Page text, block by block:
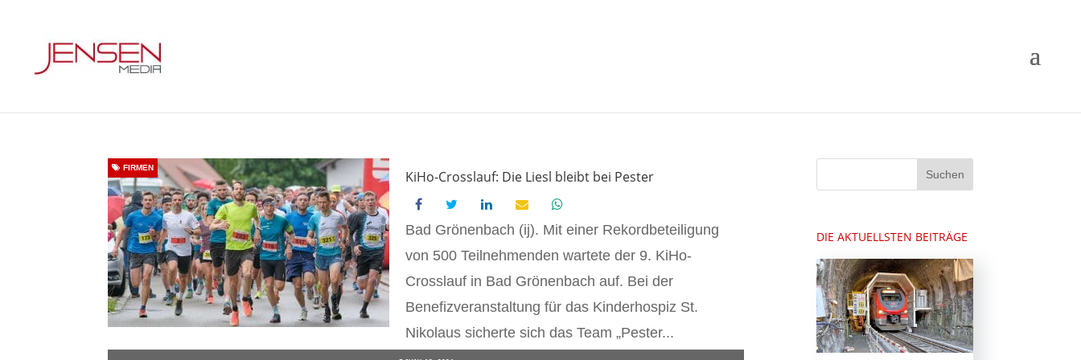
KiHo-Crosslauf: Die Liesl bleibt bei Pester
FIRMEN
Bad Grönenbach (ij). Mit einer Rekordbeteiligung
von 500 Teilnehmenden wartete der 9. KiHo-
Crosslauf in Bad Grönenbach auf. Bei der
Benefizveranstaltung für das Kinderhospiz St.
Nikolaus sicherte sich das Team „Pester...
DIE AKTUELLSTEN BEITRÄGE